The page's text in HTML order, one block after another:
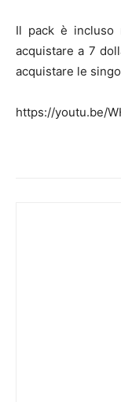
Il pack è incluso
acquistare a 7
acquistare le
https://youtu.be/